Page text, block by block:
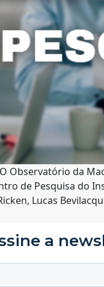
Observatório da
de Pesquisa do
Lucas
a